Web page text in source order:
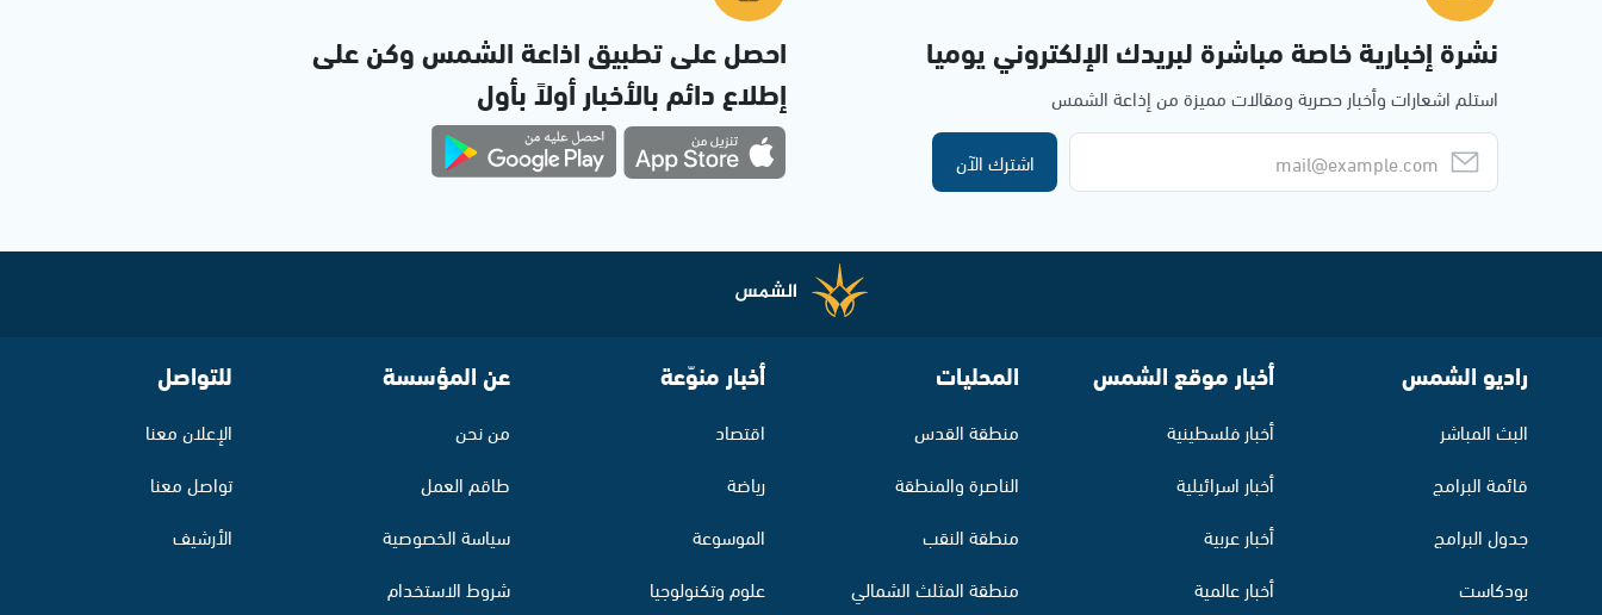
نشرة إخبارية خاصة مباشرة لبريدك الإلكتروني يوميا
استلم اشعارات وأخبار حصرية ومقالات مميزة من إذاعة الشمس
اشترك الآن
احصل على تطبيق اذاعة الشمس وكن على
إطلاع دائم بالأخبار أولاً بأول
راديو الشمس
البث المباشر
قائمة البرامج
جدول البرامج
بودكاست
أخبار موقع الشمس
أخبار فلسطينية
أخبار اسرائيلية
أخبار عربية
أخبار عالمية
المحليات
منطقة القدس
الناصرة والمنطقة
منطقة النقب
منطقة المثلث الشمالي
أخبار منوّعة
اقتصاد
رياضة
الموسوعة
علوم وتكنولوجيا
عن المؤسسة
من نحن
طاقم العمل
سياسة الخصوصية
شروط الاستخدام
للتواصل
الإعلان معنا
تواصل معنا
الأرشيف